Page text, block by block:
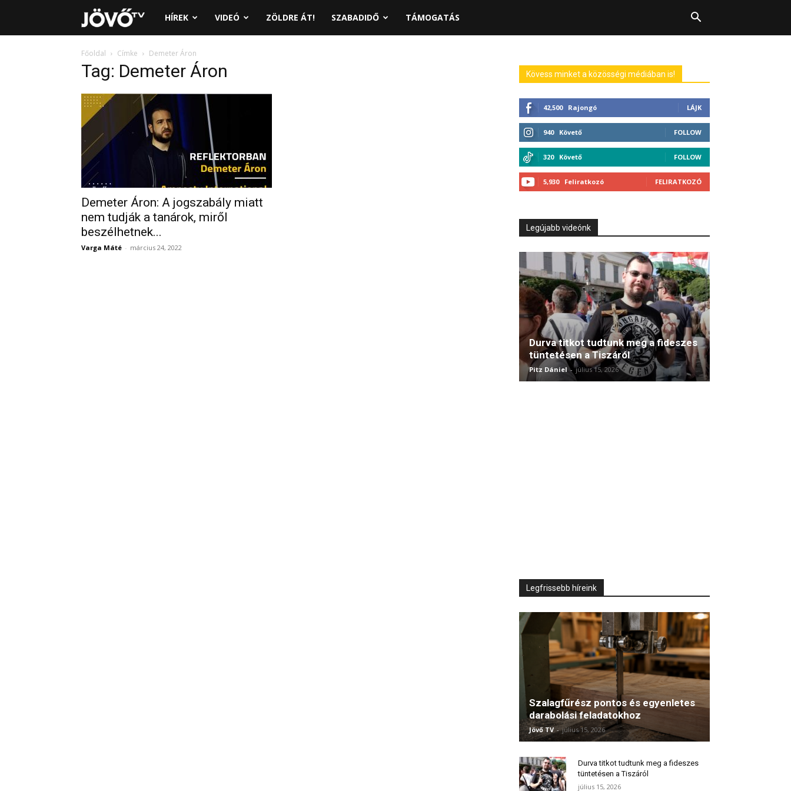
Jövő
TV
HÍREK VIDEÓ ZÖLDRE ÁT! SZABADIDŐ TÁMOGATÁS
Főoldal Címke Demeter Áron
Tag: Demeter Áron
Demeter Áron: A jogszabály miatt
nem tudják a tanárok, miről
beszélhetnek...
Varga Máté - március 24, 2022
Kövess minket a közösségi médiában is!
42,500 Rajongó LÁJK
940 Követő FOLLOW
320 Követő FOLLOW
5,930 Feliratkozó FELIRATKOZÓ
Legújabb videónk
Durva titkot tudtunk meg a fideszes
tüntetésen a Tiszáról
Pitz Dániel - július 15, 2026
Legfrissebb híreink
Szalagfűrész pontos és egyenletes
darabolási feladatokhoz
Jövő TV - július 15, 2026
Durva titkot tudtunk meg a fideszes
tüntetésen a Tiszáról
július 15, 2026